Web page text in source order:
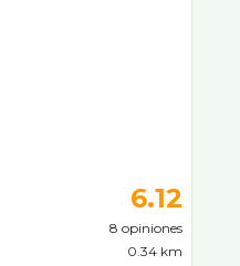
6.12
8 opiniones
0.34 km